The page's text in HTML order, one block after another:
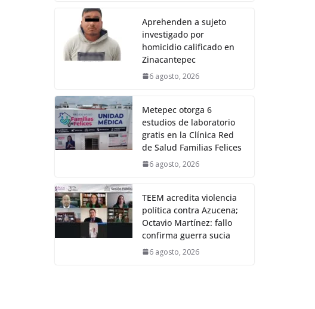
Aprehenden a sujeto
investigado por
homicidio calificado en
Zinacantepec
6 agosto, 2026
Metepec otorga 6
estudios de laboratorio
gratis en la Clínica Red
de Salud Familias Felices
6 agosto, 2026
TEEM acredita violencia
política contra Azucena;
Octavio Martínez: fallo
confirma guerra sucia
6 agosto, 2026